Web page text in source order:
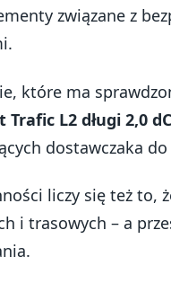
związane z
które ma
Trafic L2 długi 2,0
dostawczaka do
liczy się też to,
i trasowych – a